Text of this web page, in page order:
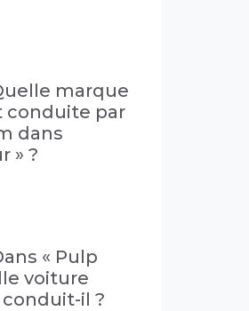
marque
conduite par
dans
» ?
« Pulp
voiture
il ?